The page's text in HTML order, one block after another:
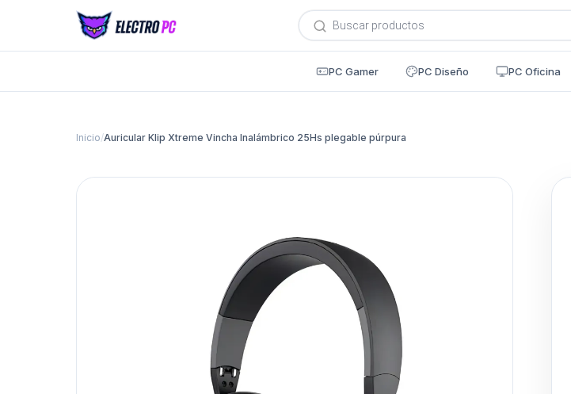
Búsqueda
de
productos
PC Gamer PC Diseño PC Oficina
Inicio/Auricular Klip Xtreme Vincha Inalámbrico 25Hs plegable púrpura